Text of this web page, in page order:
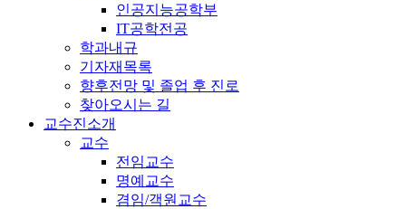
인공지능공학부
IT공학전공
학과내규
기자재목록
향후전망 및 졸업 후 진로
찾아오시는 길
교수진소개
교수
전임교수
명예교수
겸임/객원교수